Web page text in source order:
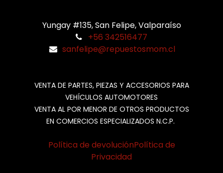
Yungay #135, San Felipe, Valparaíso
+56 342516477
sanfelipe@repuestosmom.cl
VENTA DE PARTES, PIEZAS Y ACCESORIOS PARA
VEHÍCULOS AUTOMOTORES
VENTA AL POR MENOR DE OTROS PRODUCTOS
EN COMERCIOS ESPECIALIZADOS N.C.P.
Política de devoluciónPolítica de
Privacidad